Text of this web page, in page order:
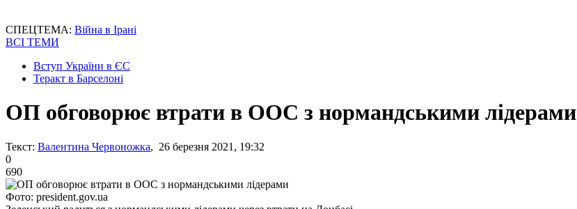
СПЕЦТЕМА: Війна в Ірані
ВСІ ТЕМИ
Вступ України в ЄС
Теракт в Барселоні
ОП обговорює втрати в ООС з нормандськими лідерами
Текст: Валентина Червоножка, 26 березня 2021, 19:32
0
690
Фото: president.gov.ua